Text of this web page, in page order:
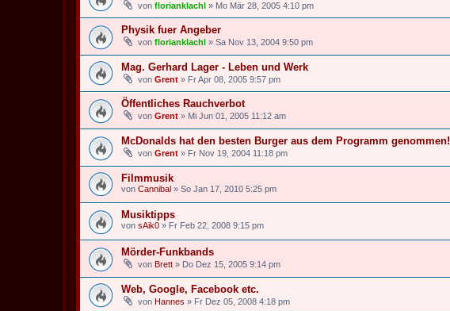
von florianklachl » Mo Mär 28, 2005 4:10 pm
Physik fuer Angeber
von florianklachl » Sa Nov 13, 2004 9:50 pm
Mag. Gerhard Lager - Leben und Werk
von Grent » Fr Apr 08, 2005 9:57 pm
Öffentliches Rauchverbot
von Grent » Mi Jun 01, 2005 11:12 am
McDonalds hat den besten Burger aus dem Programm genommen!
von Grent » Fr Nov 19, 2004 11:18 pm
Filmmusik
von Cannibal » So Jan 17, 2010 5:25 pm
Musiktipps
von sAik0 » Fr Feb 22, 2008 9:15 pm
Mörder-Funkbands
von Brett » Do Dez 15, 2005 9:14 pm
Web, Google, Facebook etc.
von Hannes » Fr Dez 05, 2008 4:18 pm